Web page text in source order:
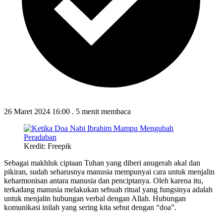
26 Maret 2024 16:00 . 5 menit membaca
Kredit: Freepik
Sebagai makhluk ciptaan Tuhan yang diberi anugerah akal dan
pikiran, sudah seharusnya manusia mempunyai cara untuk menjalin
keharmonisan antara manusia dan penciptanya. Oleh karena itu,
terkadang manusia melakukan sebuah ritual yang fungsinya adalah
untuk menjalin hubungan verbal dengan Allah. Hubungan
komunikasi inilah yang sering kita sebut dengan “doa”.